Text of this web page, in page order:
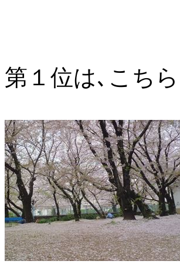
第１位は､こちら